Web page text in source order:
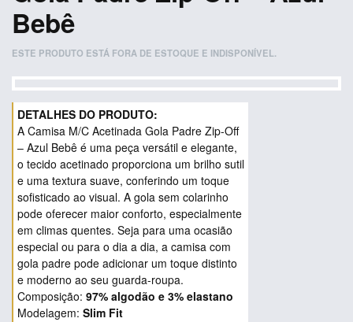
Bebê
ESTE PRODUTO ESTÁ FORA DE ESTOQUE E INDISPONÍVEL.
A Camisa M/C Acetinada Gola Padre Zip-Off
– Azul Bebê é uma peça versátil e elegante,
o tecido acetinado proporciona um brilho sutil
e uma textura suave, conferindo um toque
sofisticado ao visual. A gola sem colarinho
pode oferecer maior conforto, especialmente
em climas quentes. Seja para uma ocasião
especial ou para o dia a dia, a camisa com
gola padre pode adicionar um toque distinto
e moderno ao seu guarda-roupa.
Composição: 97% algodão e 3% elastano
Modelagem: Slim Fit